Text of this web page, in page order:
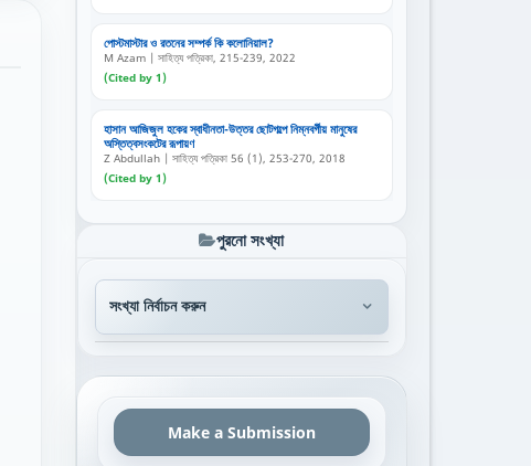
পোস্টমাস্টার ও রতনের সম্পর্ক কি কলোনিয়াল?
M Azam | সাহিত্য পত্রিকা, 215-239, 2022
(Cited by 1)
হাসান আজিজুল হকের স্বাধীনতা-উত্তর ছোটগল্পে নিম্নবর্গীয় মানুষের
অস্তিত্বসংকটের রূপায়ণ
Z Abdullah | সাহিত্য পত্রিকা 56 (1), 253-270, 2018
(Cited by 1)
পুরনো সংখ্যা
Make a Submission